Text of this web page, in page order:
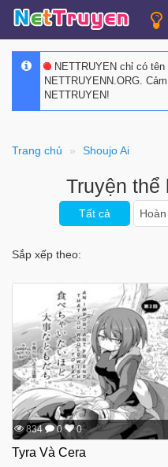
NETTRUYEN chỉ có
NETTRUYENN.ORG.
NETTRUYEN!
Trang chủ Shoujo Ai
Truyện thể
Tất cả
Sắp xếp theo:
834 0 0
Tyra Và Cera